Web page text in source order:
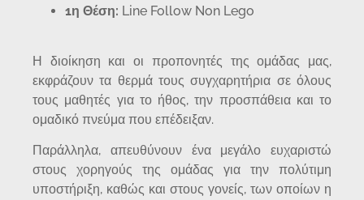
1η Θέση: Line Follow Non Lego
Η διοίκηση και οι προπονητές της ομάδας μας,
εκφράζουν τα θερμά τους συγχαρητήρια σε όλους
τους μαθητές για το ήθος, την προσπάθεια και το
ομαδικό πνεύμα που επέδειξαν.
Παράλληλα, απευθύνουν ένα μεγάλο ευχαριστώ
στους χορηγούς της ομάδας για την πολύτιμη
υποστήριξη, καθώς και στους γονείς, των οποίων η